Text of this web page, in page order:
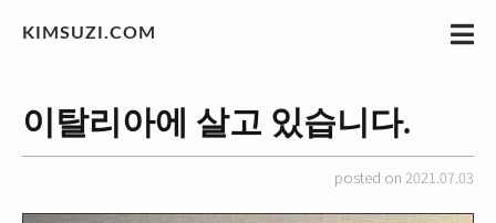
KIMSUZI.COM
이탈리아에 살고 있습니다.
posted on 2021.07.03